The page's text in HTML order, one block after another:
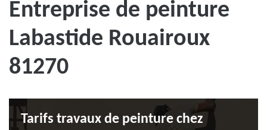
Entreprise de peinture
Labastide Rouairoux
81270
Tarifs travaux de peinture chez